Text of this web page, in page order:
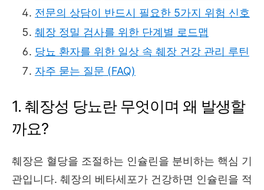
전문의 상담이 반드시 필요한 5가지 위험 신호
췌장 정밀 검사를 위한 단계별 로드맵
당뇨 환자를 위한 일상 속 췌장 건강 관리 루틴
자주 묻는 질문 (FAQ)
1. 췌장성 당뇨란 무엇이며 왜 발생할
까요?
췌장은 혈당을 조절하는 인슐린을 분비하는 핵심 기
관입니다. 췌장의 베타세포가 건강하면 인슐린을 적